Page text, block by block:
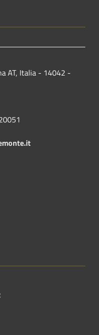
AT, Italia - 14042 -